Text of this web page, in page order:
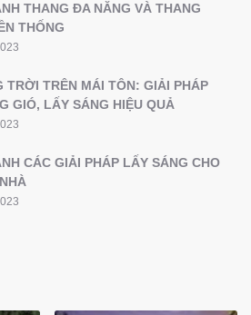
THANG ĐA NĂNG VÀ THANG
THỐNG
TRỜI TRÊN MÁI TÔN: GIẢI PHÁP
GIÓ, LẤY SÁNG HIỆU QUẢ
CÁC GIẢI PHÁP LẤY SÁNG CHO